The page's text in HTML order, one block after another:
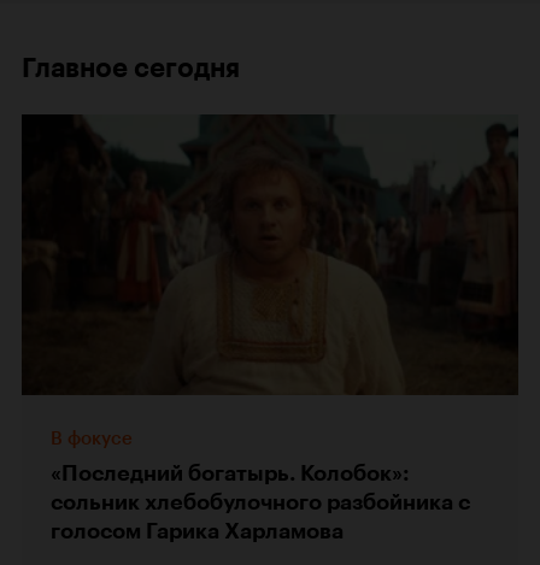
Главное сегодня
В фокусе
«Последний богатырь. Колобок»:
сольник хлебобулочного разбойника с
голосом Гарика Харламова